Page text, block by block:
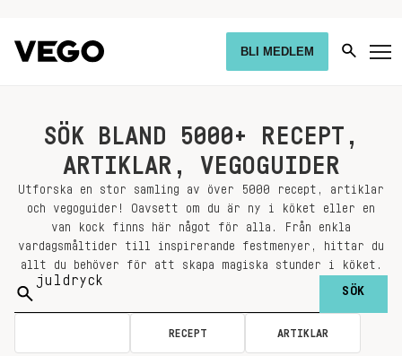
BLI MEDLEM
SÖK BLAND 5000+ RECEPT,
ARTIKLAR, VEGOGUIDER
Utforska en stor samling av över 5000 recept, artiklar
och vegoguider! Oavsett om du är ny i köket eller en
van kock finns här något för alla. Från enkla
vardagsmåltider till inspirerande festmenyer, hittar du
allt du behöver för att skapa magiska stunder i köket.
Sök
på:
RECEPT ARTIKLAR